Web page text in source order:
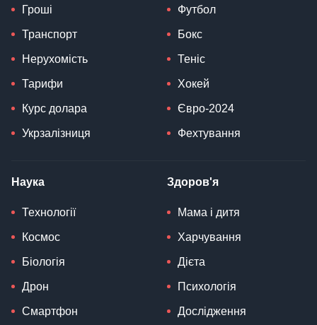
Гроші
Транспорт
Нерухомість
Тарифи
Курс долара
Укрзалізниця
Футбол
Бокс
Теніс
Хокей
Євро-2024
Фехтування
Наука
Технології
Космос
Біологія
Дрон
Смартфон
Здоров'я
Мама і дитя
Харчування
Дієта
Психологія
Дослідження